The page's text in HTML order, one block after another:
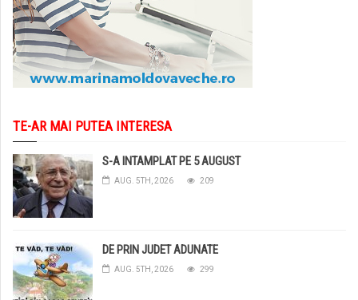
TE-AR MAI PUTEA INTERESA
S-A INTAMPLAT PE 5 AUGUST
AUG. 5TH, 2026 209
DE PRIN JUDET ADUNATE
AUG. 5TH, 2026 299